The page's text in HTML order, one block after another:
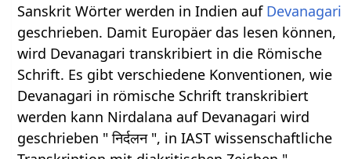
Sanskrit Wörter werden in Indien auf Devanagari
geschrieben. Damit Europäer das lesen können,
wird Devanagari transkribiert in die Römische
Schrift. Es gibt verschiedene Konventionen, wie
Devanagari in römische Schrift transkribiert
werden kann Nirdalana auf Devanagari wird
geschrieben " निर्दलन ", in IAST wissenschaftliche